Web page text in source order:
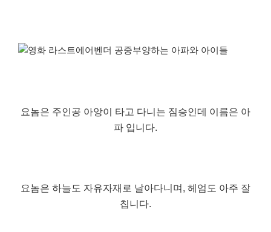
요놈은 주인공 아앙이 타고 다니는 짐승인데 이름은 아
파 입니다.
요놈은 하늘도 자유자재로 날아다니며, 헤엄도 아주 잘
칩니다.